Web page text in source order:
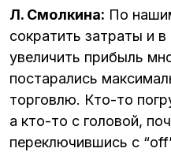
Л. Смолкина: По
сократить затраты и
увеличить прибыль
постарались
торговлю. Кто-то
а кто-то с головой,
переключившись с